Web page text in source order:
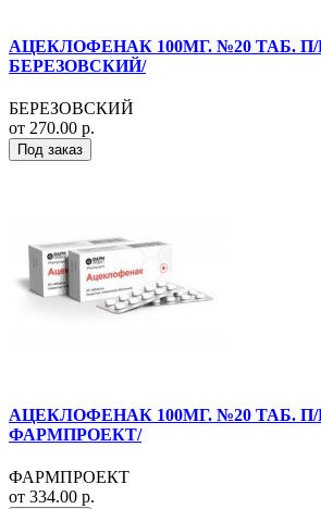
АЦЕКЛОФЕНАК 100МГ. №20 ТАБ. П/
БЕРЕЗОВСКИЙ/
БЕРЕЗОВСКИЙ
от 270.00 р.
Под заказ
АЦЕКЛОФЕНАК 100МГ. №20 ТАБ. П/
ФАРМПРОЕКТ/
ФАРМПРОЕКТ
от 334.00 р.